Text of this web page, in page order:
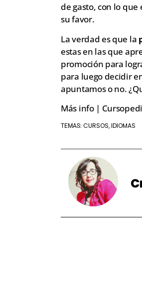
de gasto, con lo
su favor.
La verdad es que la
estas en las que
promoción para
para luego decidir
apuntamos o no.
Más info |
TEMAS: CURSOS, IDIOMAS